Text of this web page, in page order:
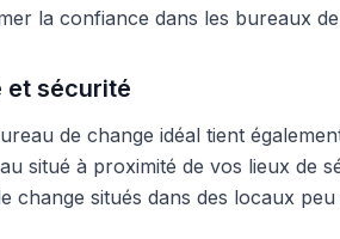
la confiance dans les bureaux
et sécurité
de change idéal tient
situé à proximité de vos lieux de
change situés dans des locaux